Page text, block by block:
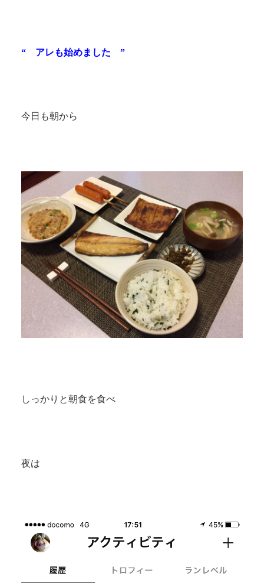
“ アレも始めました ”
今日も朝から
しっかりと朝食を食べ
夜は